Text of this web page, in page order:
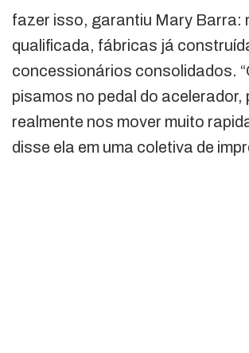
fazer isso, garantiu Mary Barra:
qualificada, fábricas já
concessionários consolidados.
pisamos no pedal do acelerador,
realmente nos mover muito
disse ela em uma coletiva de